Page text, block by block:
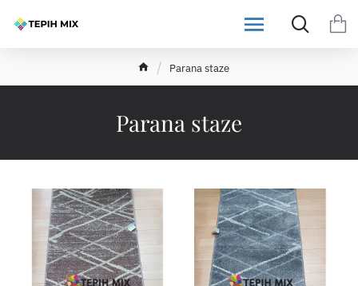
Parana staze
h
o
Parana staze